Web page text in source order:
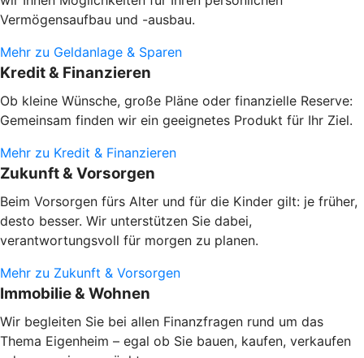
Vermögensaufbau und -ausbau.
Mehr zu Geldanlage & Sparen
Kredit & Finanzieren
Ob kleine Wünsche, große Pläne oder finanzielle Reserve:
Gemeinsam finden wir ein geeignetes Produkt für Ihr Ziel.
Mehr zu Kredit & Finanzieren
Zukunft & Vorsorgen
Beim Vorsorgen fürs Alter und für die Kinder gilt: je früher,
desto besser. Wir unterstützen Sie dabei,
verantwortungsvoll für morgen zu planen.
Mehr zu Zukunft & Vorsorgen
Immobilie & Wohnen
Wir begleiten Sie bei allen Finanzfragen rund um das
Thema Eigenheim – egal ob Sie bauen, kaufen, verkaufen